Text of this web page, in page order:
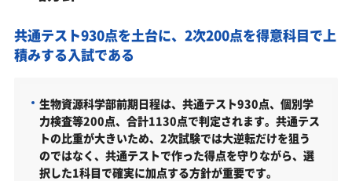
島根大学生物資源科学部の総合型選抜入試対策も万
全
島根大学生物資源科学部の入試日程
島根大学生物資源科学部の入試日程
島根大学生物資源科学部の受験情報
共通テスト930点を土台に、2次200点を得意科目で上
積みする入試である
生物資源科学部前期日程は、共通テスト930点、個別学
力検査等200点、合計1130点で判定されます。共通テス
トの比重が大きいため、2次試験では大逆転だけを狙う
のではなく、共通テストで作った得点を守りながら、選
択した1科目で確実に加点する方針が重要です。